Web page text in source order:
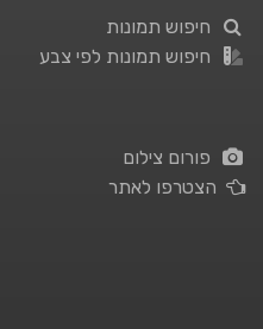
חיפוש תמונות
חיפוש תמונות לפי צבע
פורום צילום
הצטרפו לאתר